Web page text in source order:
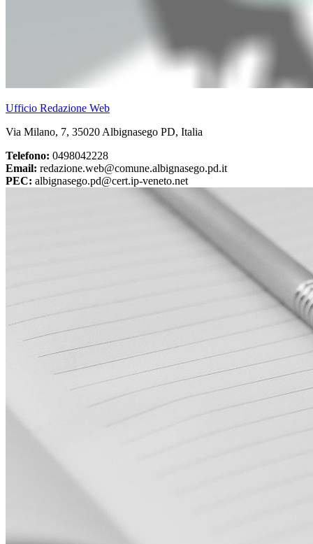
Ufficio Redazione Web
Via Milano, 7, 35020 Albignasego PD, Italia
Telefono: 0498042228
Email: redazione.web@comune.albignasego.pd.it
PEC: albignasego.pd@cert.ip-veneto.net